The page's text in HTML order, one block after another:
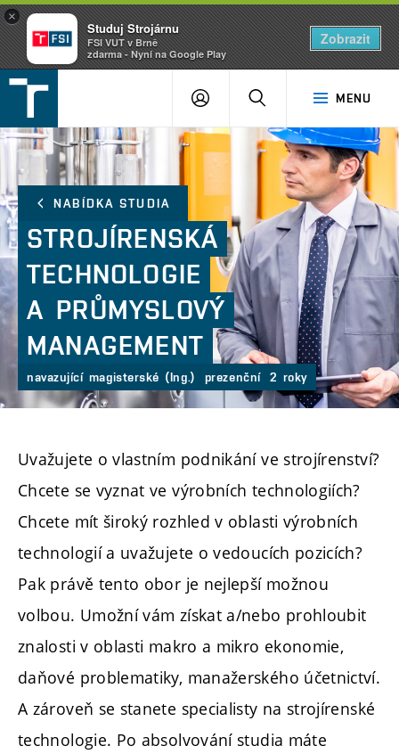
v
Brně
MENU
PŘIHLÁŠENÍ
NABÍDKA STUDIA
STROJÍRENSKÁ
TECHNOLOGIE
A PRŮMYSLOVÝ
MANAGEMENT
navazující magisterské (Ing.) prezenční 2 roky
Uvažujete o vlastním podnikání ve strojírenství?
Chcete se vyznat ve výrobních technologiích?
Chcete mít široký rozhled v oblasti výrobních
technologií a uvažujete o vedoucích pozicích?
Pak právě tento obor je nejlepší možnou
volbou. Umožní vám získat a/nebo prohloubit
znalosti v oblasti makro a mikro ekonomie,
daňové problematiky, manažerského účetnictví.
A zároveň se stanete specialisty na strojírenské
technologie. Po absolvování studia máte
×
Studuj Strojárnu
FSI VUT v Brně
zdarma - Nyní na Google Play
Zobrazit